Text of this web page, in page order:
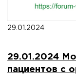
29.01.2024
29.01.2024
пациентов с